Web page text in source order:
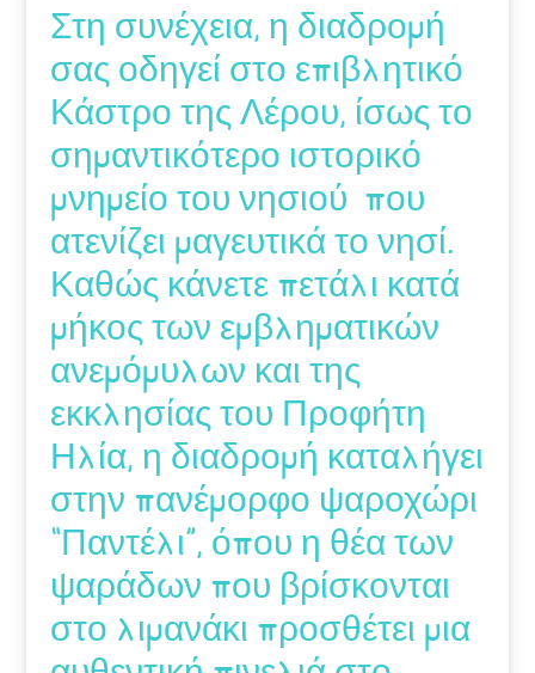
Στη συνέχεια, η διαδρομή
σας οδηγεί στο επιβλητικό
Κάστρο της Λέρου, ίσως το
σημαντικότερο ιστορικό
μνημείο του νησιού που
ατενίζει μαγευτικά το νησί.
Καθώς κάνετε πετάλι κατά
μήκος των εμβληματικών
ανεμόμυλων και της
εκκλησίας του Προφήτη
Ηλία, η διαδρομή καταλήγει
στην πανέμορφο ψαροχώρι
“Παντέλι”, όπου η θέα των
ψαράδων που βρίσκονται
στο λιμανάκι προσθέτει μια